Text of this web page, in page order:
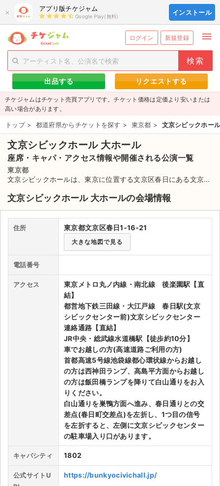
× アプリ版チケジャム
Google Play(無料) インストール
ログイン 新規登録 menu
person_add 新規会員登録 exit_to_app ログイン
チケットを探す
新着チケット
値下げしたチケット
都道府県からチケットを探す
もうすぐ開催のチケット
チケットのリクエスト一覧
取扱チケット
ライブ・コンサート（国内）
ライブ・コンサート（海外）
イベント
スポーツ
演劇・ミュージカル
手数料・お支払い方法
出品する リクエストする
チケジャムはチケット売買アプリです。チケット価格は定価より安いまたは
高い場合があります。
トップ > 都道府県からチケットを探す > 東京都 > 文京シビックホー
文京シビックホール 大ホール
座席・キャパ・アクセス情報や開催される公演一覧
東京都
文京シビックホールは、東京に位置する文京区春日にある文京区
ルで、ロイヤル・メトロポリタン管弦楽団がオープニング・ガ
ラ・コンサートを開催。正式名称は、響きの森文京公会堂。オー
ケストラピットを持つ2フロアーの大型ホールは、最大1階に1,24
2シート、2階に560シートの計1,802シートをできる。クラシッ
クコンサートなどの音楽イベントに最適なサウンド設備を持つ。
ガラス張りで吹き抜けのホワイエはベンチも並び集合場所に利便
性がある。小型ホールは、電動稼働椅子325シートと移動椅子46
シートの計371シートを持ち、客席を完全できるしフラットな状
態での使用も可能。2002年から東京フィルハーモニー交響楽団
による本格的なクラシックコンサート「響きの森クラシックシリ
ーズ」を開催。地下鉄「後楽園駅」5番出口および「春日駅」シ
ビックセンター連絡通路から直結。JR「水道橋駅」から歩いて1
0分ほど。シビックセンター地下1階、2階に計130台できるの有
料地下パーキングエリアあり。館内にはコインロッカー、入口に
カフェ、南側の東京ドームシティを使用するのも利便性がある。
文京シビックホール 大ホールの会場情報
住所 東京都文京区春日1-16-21
大きな地図で見る
電話番号
アクセス
東京メトロ丸ノ内線・南北線 後楽園駅【直
結】
都営地下鉄三田線・大江戸線 春日駅(文京
シビックセンター前)文京シビックセンター
連絡通路【直結】
JR中央・総武線水道橋駅【徒歩約10分】
車でお越しの方(高速道路ご利用の方)
首都高速5号線池袋線都心環状線からお越し
の方は西神田ランプ、高島平方面からお越し
の方は飯田橋ランプを降りて白山通りをお入
りください。
白山通りを巣鴨方面へ進み、春日通りとの交
差点(春日町交差点)を左折し、1つ目の信号
を左折すると、左側に文京シビックセンター
の駐車場入り口があります。
キャパシティ 1802
公式サイトU
https://bunkyocivichall.jp/